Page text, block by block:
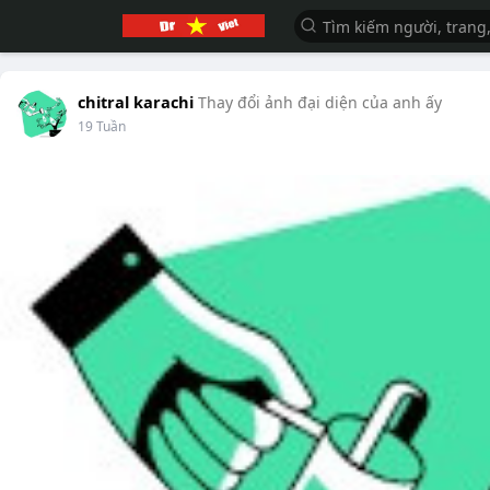
chitral karachi Thay đổi ảnh đại diện của anh ấy
19 Tuần